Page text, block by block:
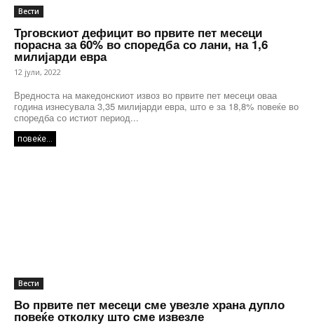
Вести
Трговскиот дефицит во првите пет месеци
порасна за 60% во споредба со лани, на 1,6
милијарди евра
12 јули, 2022
Вредноста на македонскиот извоз во првите пет месеци оваа
година изнесувала 3,35 милијарди евра, што е за 18,8% повеќе во
споредба со истиот период...
повеќе...
Вести
Во првите пет месеци сме увезле храна дупло
повеќе отколку што сме извезле